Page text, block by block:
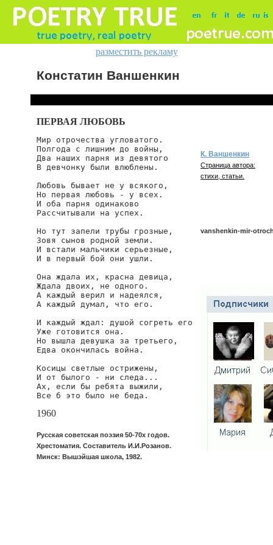
разместить рекламу
Констатин Ваншенкин
ПЕРВАЯ ЛЮБОВЬ
Мир отрочества угловатого.
Полгода с лишним до войны,
Два наших парня из девятого
В девчонку были влюблены.
Любовь бывает не у всякого,
Но первая любовь - у всех.
И оба парня одинаково
Рассчитывали на успех.
Но тут запели трубы грозные,
Зовя сынов родной земли.
И встали мальчики серьезные,
И в первый бой они ушли.
Она ждала их, красна девица,
Ждала двоих, не одного.
А каждый верил и надеялся,
А каждый думал, что его.
И каждый ждал: душой согреть его
Уже готовится она.
Но вышла девушка за третьего,
Едва окончилась война.
Косицы светлые острижены,
И от былого - ни следа...
Ах, если бы ребята выжили,
Все б это было не беда.
1960
Русская советская поэзия 50-70х годов.
Хрестоматия. Составитель И.И.Розанов.
Минск: Вышэйшая школа, 1982.
К. Ваншенкин
Страница автора:
стихи, статьи.
vanshenkin-mir-